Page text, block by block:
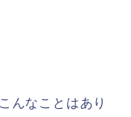
んなことはあり